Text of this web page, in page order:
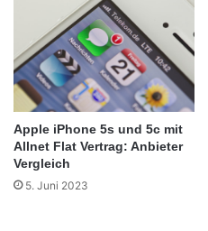
Apple iPhone 5s und 5c mit
Allnet Flat Vertrag: Anbieter
Vergleich
5. Juni 2023